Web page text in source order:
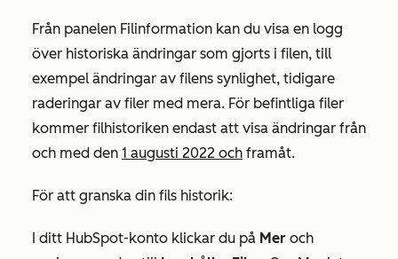
Från panelen Filinformation kan du visa en logg
över historiska ändringar som gjorts i filen, till
exempel ändringar av filens synlighet, tidigare
raderingar av filer med mera. För befintliga filer
kommer filhistoriken endast att visa ändringar från
och med den 1 augusti 2022 och framåt.
För att granska din fils historik:
I ditt HubSpot-konto klickar du på Mer och